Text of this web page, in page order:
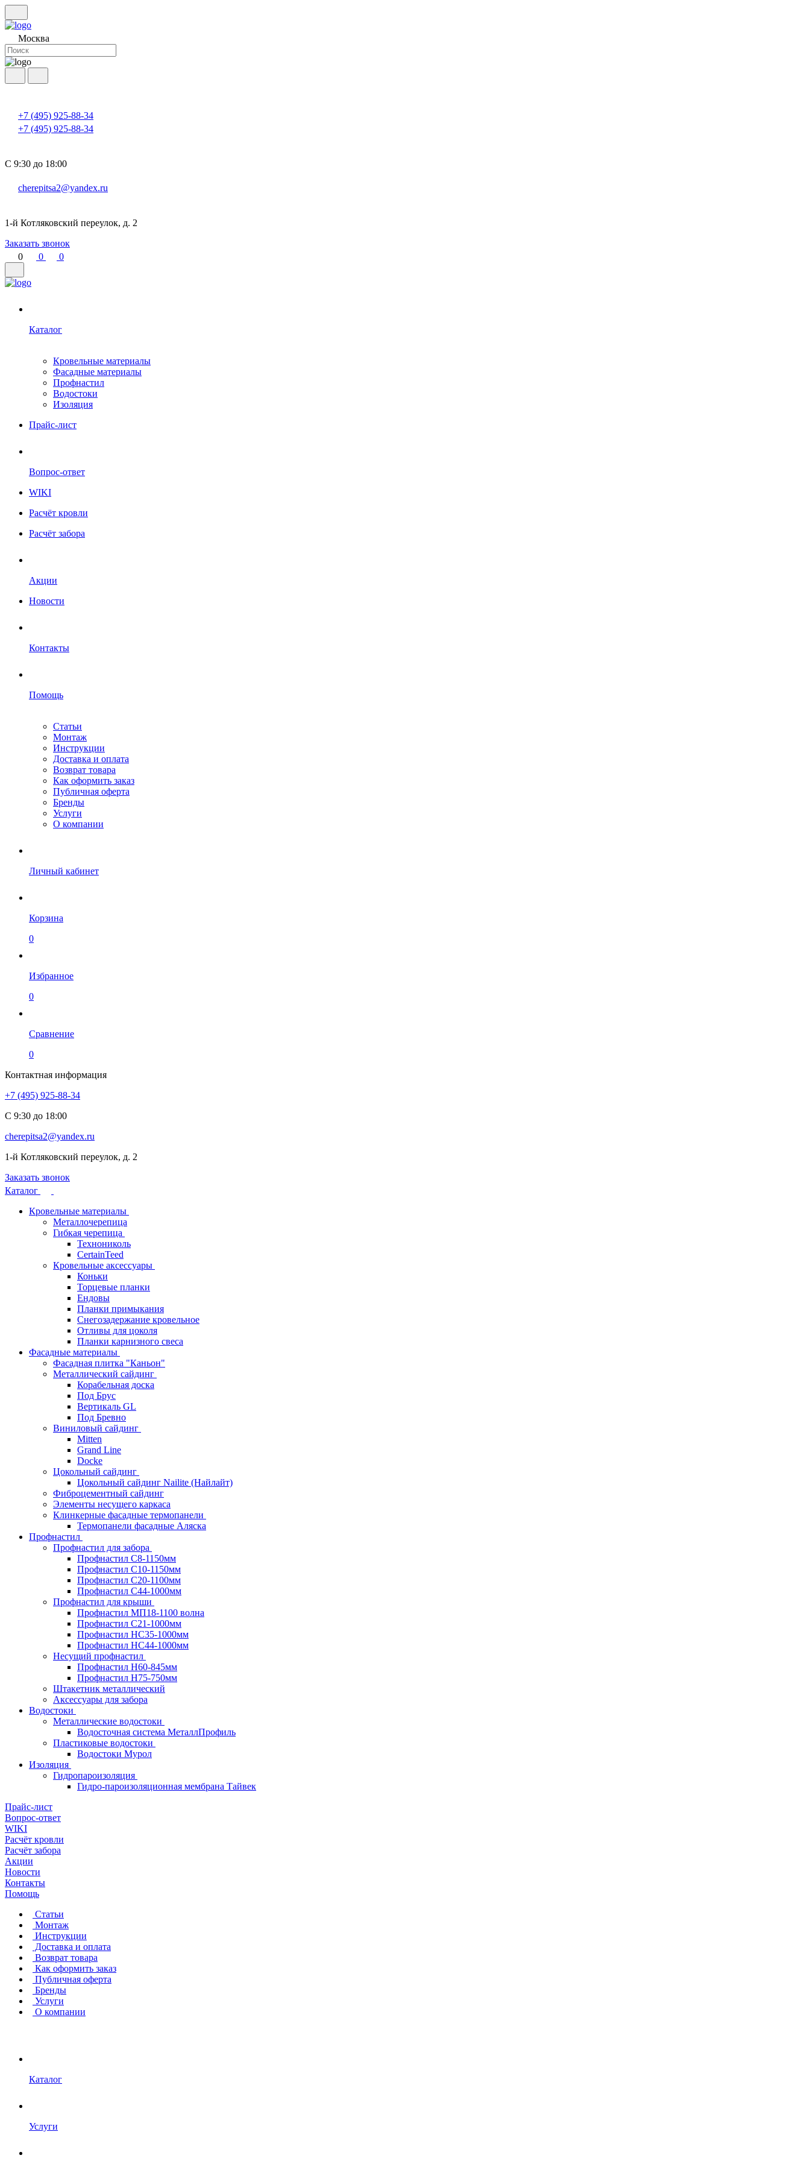
Москва
+7 (495) 925-88-34
+7 (495) 925-88-34
С 9:30 до 18:00
cherepitsa2@yandex.ru
1-й Котляковский переулок, д. 2
Заказать звонок
0
0 0
Каталог
Кровельные материалы
Фасадные материалы
Профнастил
Водостоки
Изоляция
Прайс-лист
Вопрос-ответ
WIKI
Расчёт кровли
Расчёт забора
Акции
Новости
Контакты
Помощь
Статьи
Монтаж
Инструкции
Доставка и оплата
Возврат товара
Как оформить заказ
Публичная оферта
Бренды
Услуги
О компании
Личный кабинет
Корзина
0
Избранное
0
Сравнение
0
Контактная информация
+7 (495) 925-88-34
С 9:30 до 18:00
cherepitsa2@yandex.ru
1-й Котляковский переулок, д. 2
Заказать звонок
Каталог
Кровельные материалы
Металлочерепица
Гибкая черепица
Технониколь
CertainTeed
Кровельные аксессуары
Коньки
Торцевые планки
Ендовы
Планки примыкания
Снегозадержание кровельное
Отливы для цоколя
Планки карнизного свеса
Фасадные материалы
Фасадная плитка "Каньон"
Металлический сайдинг
Корабельная доска
Под Брус
Вертикаль GL
Под Бревно
Виниловый сайдинг
Mitten
Grand Line
Docke
Цокольный сайдинг
Цокольный сайдинг Nailite (Найлайт)
Фиброцементный сайдинг
Элементы несущего каркаса
Клинкерные фасадные термопанели
Термопанели фасадные Аляска
Профнастил
Профнастил для забора
Профнастил С8-1150мм
Профнастил С10-1150мм
Профнастил С20-1100мм
Профнастил С44-1000мм
Профнастил для крыши
Профнастил МП18-1100 волна
Профнастил С21-1000мм
Профнастил HC35-1000мм
Профнастил НС44-1000мм
Несущий профнастил
Профнастил Н60-845мм
Профнастил H75-750мм
Штакетник металлический
Аксессуары для забора
Водостоки
Металлические водостоки
Водосточная система МеталлПрофиль
Пластиковые водостоки
Водостоки Мурол
Изоляция
Гидропароизоляция
Гидро-пароизоляционная мембрана Тайвек
Прайс-лист
Вопрос-ответ
WIKI
Расчёт кровли
Расчёт забора
Акции
Новости
Контакты
Помощь
Статьи
Монтаж
Инструкции
Доставка и оплата
Возврат товара
Как оформить заказ
Публичная оферта
Бренды
Услуги
О компании
Каталог
Услуги